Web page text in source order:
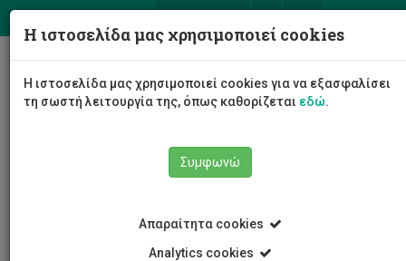
Διοίκηση
Διοικητικές Υπηρεσίες
Μαρίκκα Νικολάου
Η ιστοσελίδα μας χρησιμοποιεί cookies
Η ιστοσελίδα μας χρησιμοποιεί cookies για να εξασφαλίσει
τη σωστή λειτουργία της, όπως καθορίζεται εδώ.
Συμφωνώ
Απαραίτητα cookies
Analytics cookies